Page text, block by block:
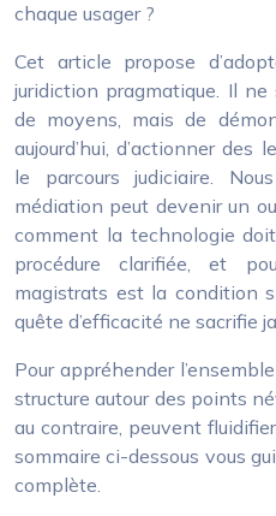
chaque usager ?
Cet article propose
juridiction pragmatique. Il
de moyens, mais de
aujourd’hui, d’actionner des
le parcours judiciaire.
médiation peut devenir un
comment la technologie
procédure clarifiée, et
magistrats est la condition
quête d’efficacité ne sacrifie
Pour appréhender
structure autour des points
au contraire, peuvent
sommaire ci-dessous vous
complète.